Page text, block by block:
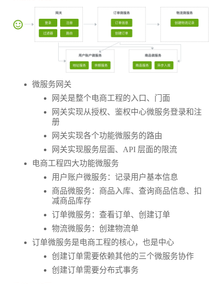
微服务网关
网关是整个电商工程的入口、门面
网关实现从授权、鉴权中心微服务登录和注
册
网关实现各个功能微服务的路由
网关实现服务层面、API 层面的限流
电商工程四大功能微服务
用户账户微服务：记录用户基本信息
商品微服务：商品入库、查询商品信息、扣
减商品库存
订单微服务：查看订单、创建订单
物流微服务：创建物流单
订单微服务是电商工程的核心，也是中心
创建订单需要依赖其他的三个微服务协作
创建订单需要分布式事务